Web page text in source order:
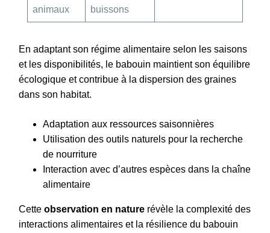
animaux
buissons
En adaptant son régime alimentaire selon les saisons
et les disponibilités, le babouin maintient son équilibre
écologique et contribue à la dispersion des graines
dans son habitat.
Adaptation aux ressources saisonnières
Utilisation des outils naturels pour la recherche
de nourriture
Interaction avec d’autres espèces dans la chaîne
alimentaire
Cette observation en nature révèle la complexité des
interactions alimentaires et la résilience du babouin